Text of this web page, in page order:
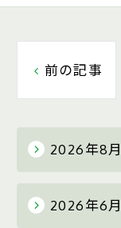
2026年8月
2026年6月
前の記事